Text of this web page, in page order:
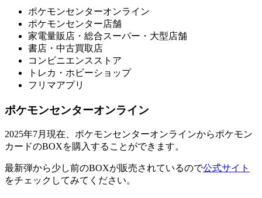
ポケモンセンターオンライン
ポケモンセンター店舗
家電量販店・総合スーパー・大型店舗
書店・中古買取店
コンビニエンスストア
トレカ・ホビーショップ
フリマアプリ
ポケモンセンターオンライン
2025年7月現在、ポケモンセンターオンラインからポケモン
カードのBOXを購入することができます。
最新弾から少し前のBOXが販売されているので公式サイト
をチェックしてみてください。